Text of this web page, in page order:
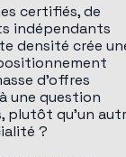
certifiés, de
indépendants
densité crée
d'offres
une question
plutôt qu'un
?